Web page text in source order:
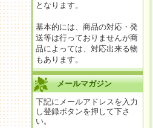
となります。
基本的には、商品の対応・発
送等は行っておりませんが商
品によっては、対応出来る物
もあります。
メールマガジン
下記にメールアドレスを入力
し登録ボタンを押して下さ
い。